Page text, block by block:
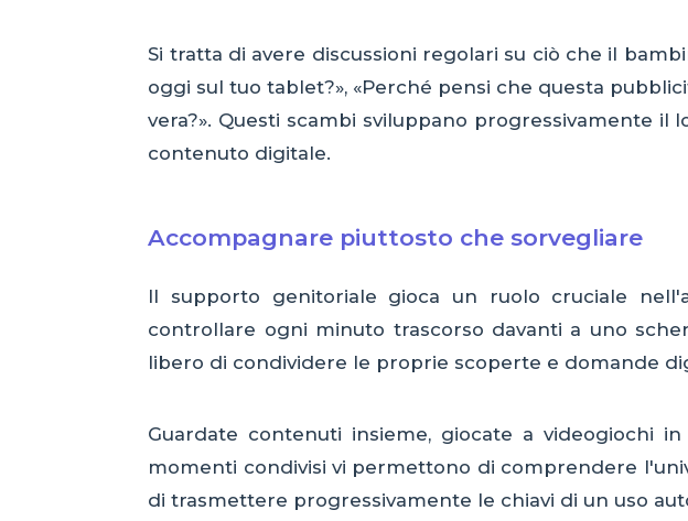
Si tratta di avere discussioni regolari su ciò che il
oggi sul tuo tablet?», «Perché pensi che questa
vera?». Questi scambi sviluppano progressivamente
contenuto digitale.
Accompagnare piuttosto che sorvegliare
Il supporto genitoriale gioca un ruolo cruciale
controllare ogni minuto trascorso davanti a uno
libero di condividere le proprie scoperte e domande
Guardate contenuti insieme, giocate a videogiochi
momenti condivisi vi permettono di comprendere
di trasmettere progressivamente le chiavi di un uso